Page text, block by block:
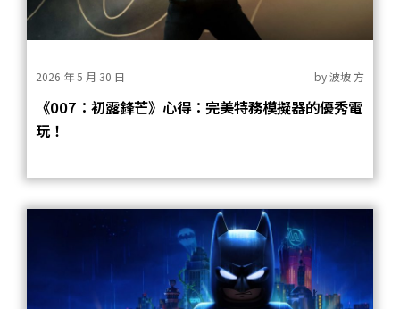
2026 年 5 月 30 日 by波坡 方
《007：初露鋒芒》心得：完美特務模擬器的優秀電
玩！